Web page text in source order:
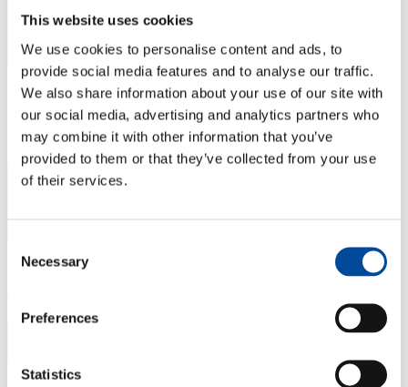
This website uses cookies
We use cookies to personalise content and ads, to
provide social media features and to analyse our traffic.
We also share information about your use of our site with
our social media, advertising and analytics partners who
may combine it with other information that you’ve
provided to them or that they’ve collected from your use
of their services.
Selection
Necessary
Preferences
Statistics
Soort woning*
Lift*
Aantal kamers
Nieuw adres
Lift*
Weet je de exacte datum van je verhuizing nog niet? Vul dan de